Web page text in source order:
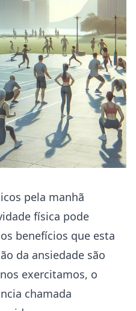
pela manhã
física pode
benefícios que esta
da ansiedade são
exercitamos, o
chamada